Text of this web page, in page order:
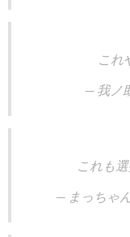
これ
— 我ノ
これも
— まっちゃ